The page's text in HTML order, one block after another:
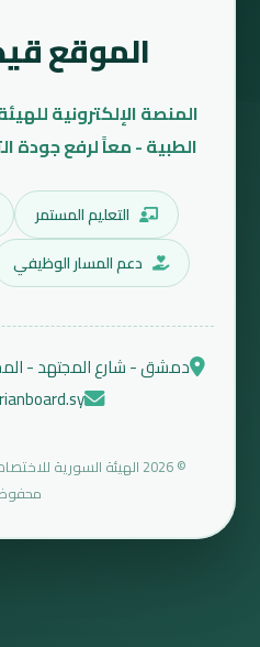
الموقع
المنصة الإلكترونية
الطبية - معاً لرفع جودة
التعليم المستمر
دعم المسار الوظيفي
دمشق - شارع المجتهد -
© 2026 الهيئة السورية